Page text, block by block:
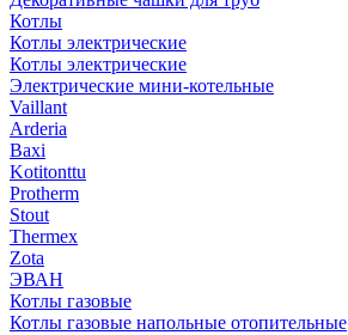
Котлы
Котлы электрические
Котлы электрические
Электрические мини-котельные
Vaillant
Arderia
Baxi
Kotitonttu
Protherm
Stout
Thermex
Zota
ЭВАН
Котлы газовые
Котлы газовые напольные отопительные